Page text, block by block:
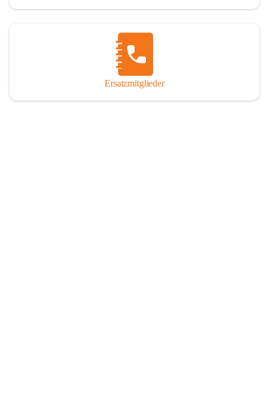
Ersatzmitglieder